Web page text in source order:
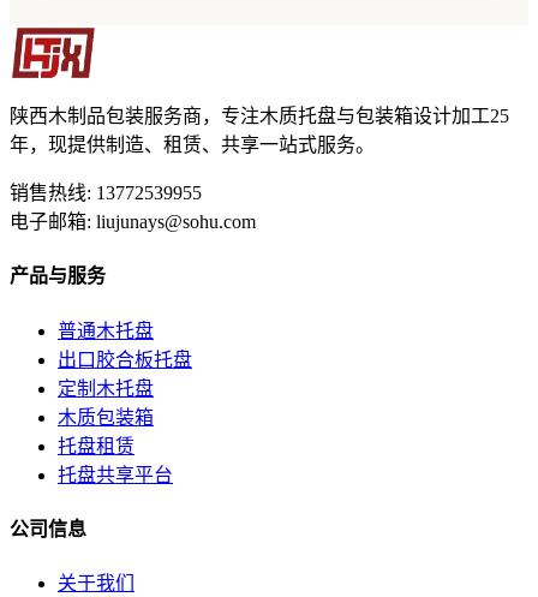
陕西木制品包装服务商，专注木质托盘与包装箱设计加工25
年，现提供制造、租赁、共享一站式服务。
销售热线: 13772539955
电子邮箱: liujunays@sohu.com
产品与服务
普通木托盘
出口胶合板托盘
定制木托盘
木质包装箱
托盘租赁
托盘共享平台
公司信息
关于我们